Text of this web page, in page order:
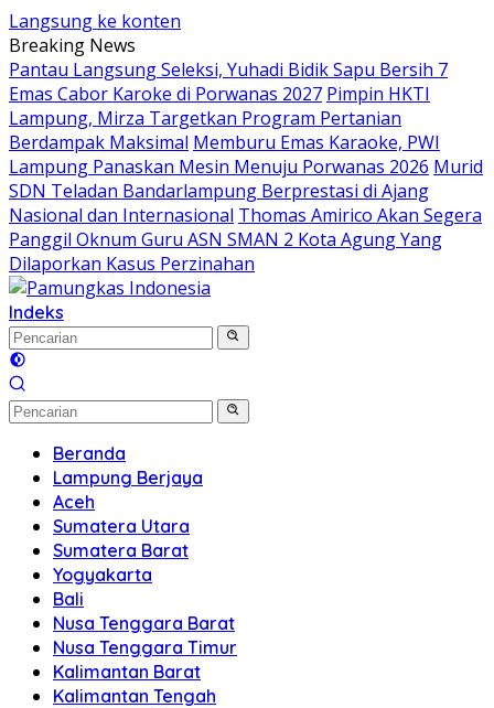
Langsung ke konten
Breaking News
Pantau Langsung Seleksi, Yuhadi Bidik Sapu Bersih 7
Emas Cabor Karoke di Porwanas 2027 Pimpin HKTI
Lampung, Mirza Targetkan Program Pertanian
Berdampak Maksimal Memburu Emas Karaoke, PWI
Lampung Panaskan Mesin Menuju Porwanas 2026 Murid
SDN Teladan Bandarlampung Berprestasi di Ajang
Nasional dan Internasional Thomas Amirico Akan Segera
Panggil Oknum Guru ASN SMAN 2 Kota Agung Yang
Dilaporkan Kasus Perzinahan
Indeks
Beranda
Lampung Berjaya
Aceh
Sumatera Utara
Sumatera Barat
Yogyakarta
Bali
Nusa Tenggara Barat
Nusa Tenggara Timur
Kalimantan Barat
Kalimantan Tengah